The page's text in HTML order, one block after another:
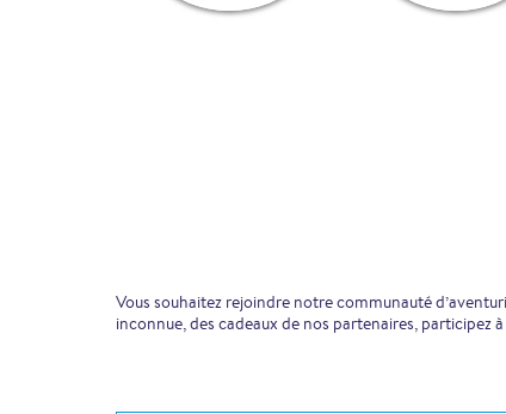
Vous souhaitez rejoindre notre communauté
inconnue, des cadeaux de nos partenaires, participez